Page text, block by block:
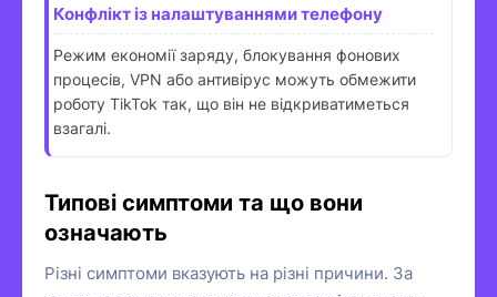
Конфлікт із налаштуваннями телефону
Режим економії заряду, блокування фонових
процесів, VPN або антивірус можуть обмежити
роботу TikTok так, що він не відкриватиметься
взагалі.
Типові симптоми та що вони
означають
Різні симптоми вказують на різні причини. За